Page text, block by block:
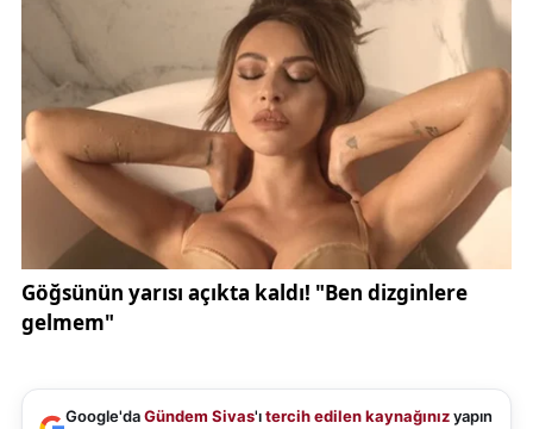
Google'daGündem Sivas'ıtercih edilen kaynağınızyapın